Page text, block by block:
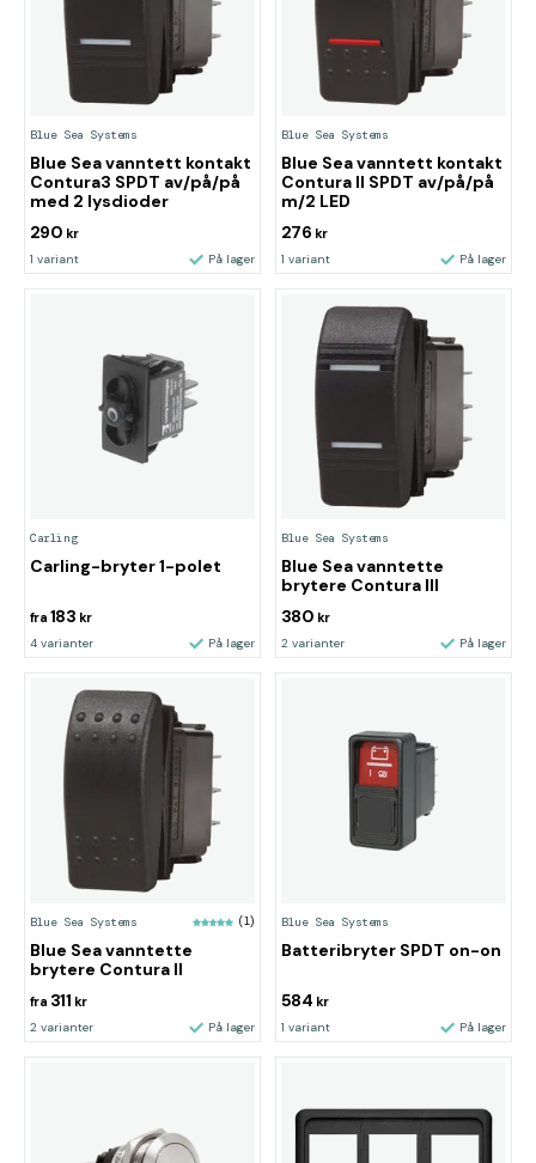
Blue Sea Systems
Blue Sea vanntett kontakt
Contura3 SPDT av/på/på
med 2 lysdioder
290 kr
1 variant På lager
Blue Sea Systems
Blue Sea vanntett kontakt
Contura II SPDT av/på/på
m/2 LED
276 kr
1 variant På lager
Carling
Carling-bryter 1-polet
fra 183 kr
4 varianter På lager
Blue Sea Systems
Blue Sea vanntette
brytere Contura III
380 kr
2 varianter På lager
Blue Sea Systems (1)
Blue Sea vanntette
brytere Contura II
fra 311 kr
2 varianter På lager
Blue Sea Systems
Batteribryter SPDT on-on
584 kr
1 variant På lager